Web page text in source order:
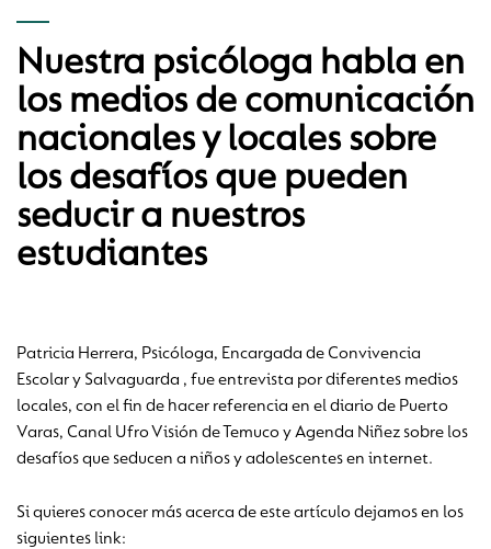
Nuestra psicóloga habla en
los medios de comunicación
nacionales y locales sobre
los desafíos que pueden
seducir a nuestros
estudiantes
Patricia Herrera, Psicóloga, Encargada de Convivencia
Escolar y Salvaguarda , fue entrevista por diferentes medios
locales, con el fin de hacer referencia en el diario de Puerto
Varas, Canal Ufro Visión de Temuco y Agenda Niñez sobre los
desafíos que seducen a niños y adolescentes en internet.
Si quieres conocer más acerca de este artículo dejamos en los
siguientes link: